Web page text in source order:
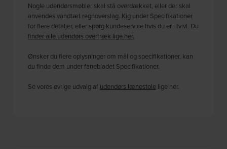
Nogle udendørsmøbler skal stå overdækket, eller der skal
anvendes vandtæt regnoverslag. Kig under Specifikationer
for flere detaljer, eller spørg kundeservice hvis du er i tvivl. Du
finder alle udendørs overtræk lige her.
Ønsker du flere oplysninger om mål og specifikationer, kan
du finde dem under fanebladet Specifikationer.
Se vores øvrige udvalg af udendørs lænestole lige her.